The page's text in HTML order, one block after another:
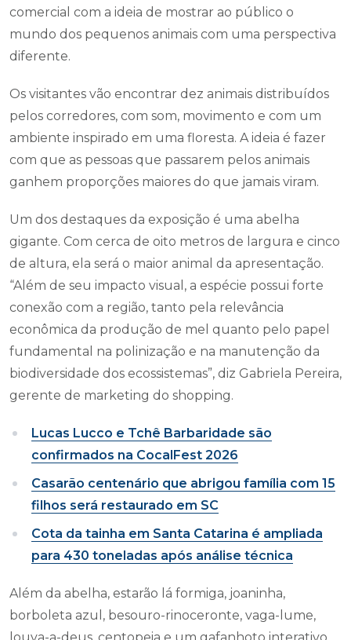
comercial com a ideia de mostrar ao público o
mundo dos pequenos animais com uma perspectiva
diferente.
Os visitantes vão encontrar dez animais distribuídos
pelos corredores, com som, movimento e com um
ambiente inspirado em uma floresta. A ideia é fazer
com que as pessoas que passarem pelos animais
ganhem proporções maiores do que jamais viram.
Um dos destaques da exposição é uma abelha
gigante. Com cerca de oito metros de largura e cinco
de altura, ela será o maior animal da apresentação.
“Além de seu impacto visual, a espécie possui forte
conexão com a região, tanto pela relevância
econômica da produção de mel quanto pelo papel
fundamental na polinização e na manutenção da
biodiversidade dos ecossistemas”, diz Gabriela Pereira,
gerente de marketing do shopping.
Lucas Lucco e Tchê Barbaridade são
confirmados na CocalFest 2026
Casarão centenário que abrigou família com 15
filhos será restaurado em SC
Cota da tainha em Santa Catarina é ampliada
para 430 toneladas após análise técnica
Além da abelha, estarão lá formiga, joaninha,
borboleta azul, besouro-rinoceronte, vaga-lume,